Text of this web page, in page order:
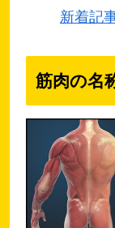
新着記
筋肉の名